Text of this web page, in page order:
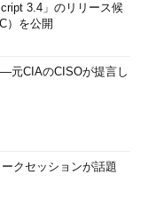
3.4」のリリース候
）を公開
元CIAのCISOが提言し
クセッションが話題